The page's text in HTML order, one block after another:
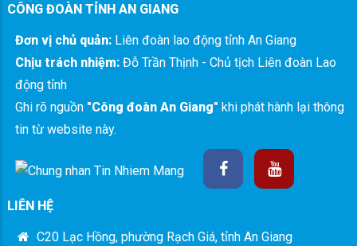
CÔNG ĐOÀN TỈNH AN GIANG
Đơn vị chủ quản: Liên đoàn lao động tỉnh An Giang
Chịu trách nhiệm: Đỗ Trần Thịnh - Chủ tịch Liên đoàn Lao
động tỉnh
Ghi rõ nguồn "Công đoàn An Giang" khi phát hành lại thông
tin từ website này.
LIÊN HỆ
C20 Lạc Hồng, phường Rạch Giá, tỉnh An Giang